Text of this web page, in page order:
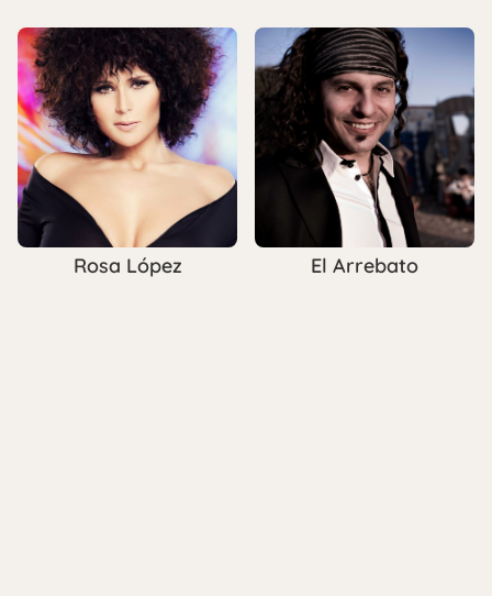
Rosa López El Arrebato